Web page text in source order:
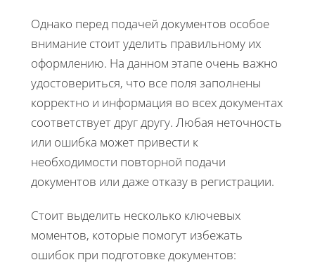
Однако перед подачей документов особое
внимание стоит уделить правильному их
оформлению. На данном этапе очень важно
удостовериться, что все поля заполнены
корректно и информация во всех документах
соответствует друг другу. Любая неточность
или ошибка может привести к
необходимости повторной подачи
документов или даже отказу в регистрации.
Стоит выделить несколько ключевых
моментов, которые помогут избежать
ошибок при подготовке документов: